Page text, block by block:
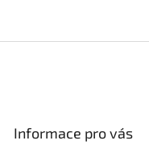
Informace pro vás